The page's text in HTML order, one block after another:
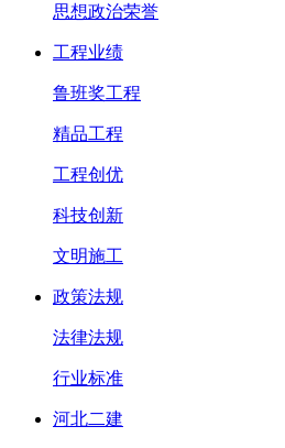
思想政治荣誉
工程业绩
鲁班奖工程
精品工程
工程创优
科技创新
文明施工
政策法规
法律法规
行业标准
河北二建